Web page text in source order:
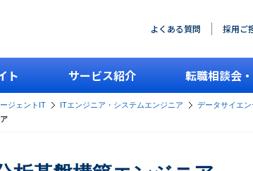
よくある質問 採用ご
ト サービス紹介 転職相談会
ジェントIT ITエンジニア・システムエンジニア データサイエ